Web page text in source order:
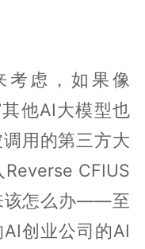
考虑，如果像
他AI大模型也
用的第三方大
CFIUS
该怎么办——至
创业公司的AI